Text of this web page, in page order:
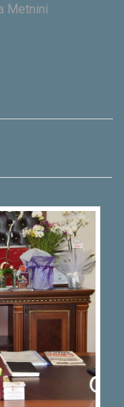
Metnini